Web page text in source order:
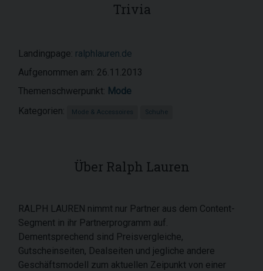
Trivia
Landingpage: ralphlauren.de
Aufgenommen am: 26.11.2013
Themenschwerpunkt: Mode
Kategorien:
Mode & Accessoires Schuhe
Über Ralph Lauren
RALPH LAUREN nimmt nur Partner aus dem Content-
Segment in ihr Partnerprogramm auf.
Dementsprechend sind Preisvergleiche,
Gutscheinseiten, Dealseiten und jegliche andere
Geschäftsmodell zum aktuellen Zeipunkt von einer